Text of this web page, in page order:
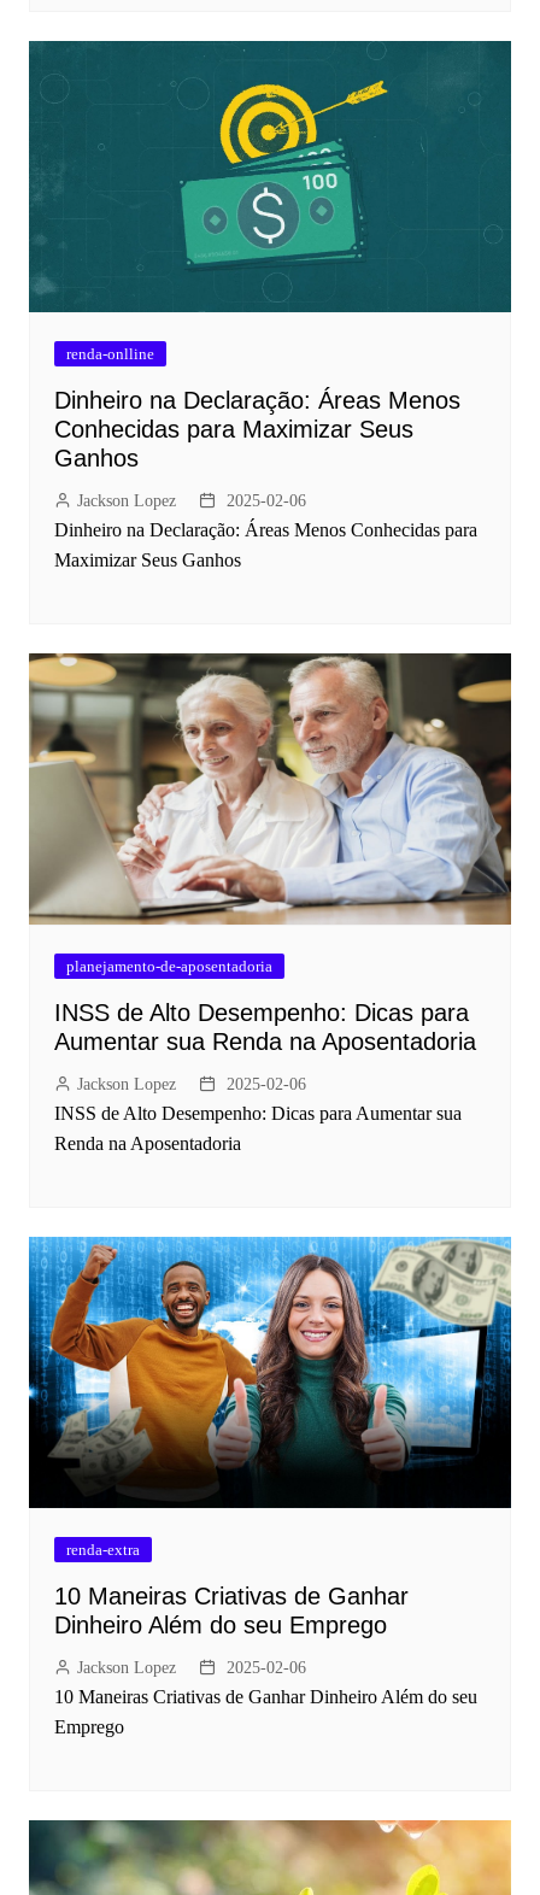
renda-onlline
Dinheiro na Declaração: Áreas Menos
Conhecidas para Maximizar Seus
Ganhos
Jackson Lopez 2025-02-06
Dinheiro na Declaração: Áreas Menos Conhecidas para
Maximizar Seus Ganhos
planejamento-de-aposentadoria
INSS de Alto Desempenho: Dicas para
Aumentar sua Renda na Aposentadoria
Jackson Lopez 2025-02-06
INSS de Alto Desempenho: Dicas para Aumentar sua
Renda na Aposentadoria
renda-extra
10 Maneiras Criativas de Ganhar
Dinheiro Além do seu Emprego
Jackson Lopez 2025-02-06
10 Maneiras Criativas de Ganhar Dinheiro Além do seu
Emprego